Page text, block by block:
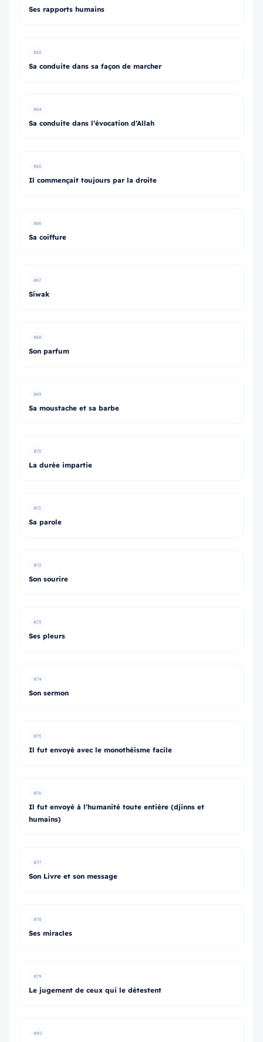
Ses rapports humains
#63
Sa conduite dans sa façon de marcher
#64
Sa conduite dans l’évocation d’Allah
#65
Il commençait toujours par la droite
#66
Sa coiffure
#67
Siwak
#68
Son parfum
#69
Sa moustache et sa barbe
#70
La durée impartie
#71
Sa parole
#72
Son sourire
#73
Ses pleurs
#74
Son sermon
#75
Il fut envoyé avec le monothéisme facile
#76
Il fut envoyé à l’humanité toute entière (djinns et
humains)
#77
Son Livre et son message
#78
Ses miracles
#79
Le jugement de ceux qui le détestent
#80